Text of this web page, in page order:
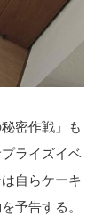
密作戦」も
ライズイベ
自らケーキ
予告する。